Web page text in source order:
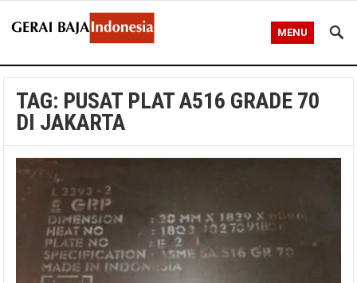
MENU
TAG: PUSAT PLAT A516 GRADE 70
DI JAKARTA